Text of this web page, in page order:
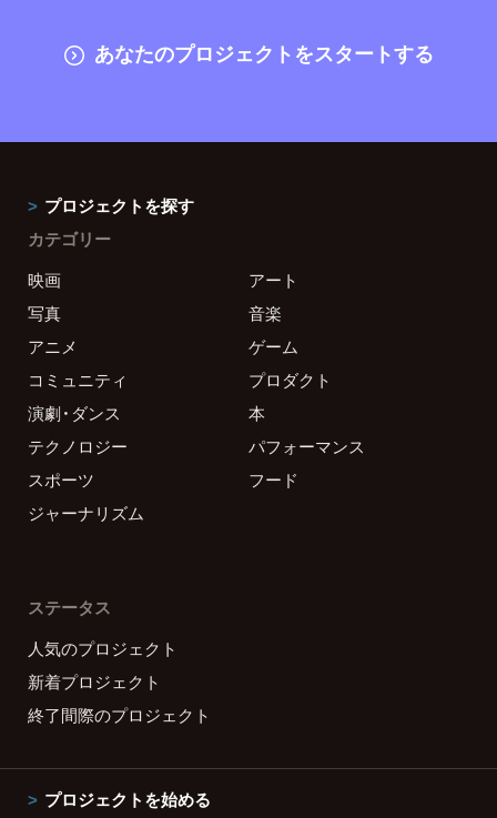
あなたのプロジェクトをスタートする
プロジェクトを探す
カテゴリー
映画
アート
写真
音楽
アニメ
ゲーム
コミュニティ
プロダクト
演劇・ダンス
本
テクノロジー
パフォーマンス
スポーツ
フード
ジャーナリズム
ステータス
人気のプロジェクト
新着プロジェクト
終了間際のプロジェクト
プロジェクトを始める